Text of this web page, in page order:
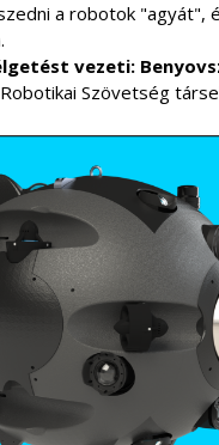
a robotok "agyát",
vezeti:
Szövetség